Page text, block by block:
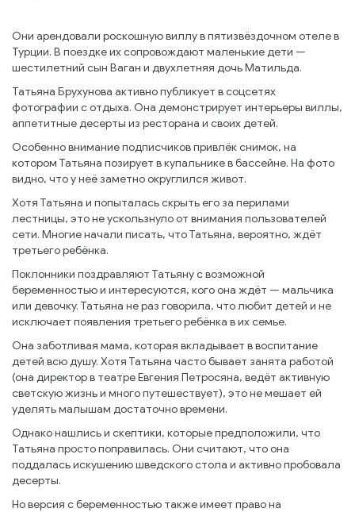
Они арендовали роскошную виллу в пятизвёздочном отеле в
Турции. В поездке их сопровождают маленькие дети —
шестилетний сын Ваган и двухлетняя дочь Матильда.
Татьяна Брухунова активно публикует в соцсетях
фотографии с отдыха. Она демонстрирует интерьеры виллы,
аппетитные десерты из ресторана и своих детей.
Особенно внимание подписчиков привлёк снимок, на
котором Татьяна позирует в купальнике в бассейне. На фото
видно, что у неё заметно округлился живот.
Хотя Татьяна и попыталась скрыть его за перилами
лестницы, это не ускользнуло от внимания пользователей
сети. Многие начали писать, что Татьяна, вероятно, ждёт
третьего ребёнка.
Поклонники поздравляют Татьяну с возможной
беременностью и интересуются, кого она ждёт — мальчика
или девочку. Татьяна не раз говорила, что любит детей и не
исключает появления третьего ребёнка в их семье.
Она заботливая мама, которая вкладывает в воспитание
детей всю душу. Хотя Татьяна часто бывает занята работой
(она директор в театре Евгения Петросяна, ведёт активную
светскую жизнь и много путешествует), это не мешает ей
уделять малышам достаточно времени.
Однако нашлись и скептики, которые предположили, что
Татьяна просто поправилась. Они считают, что она
поддалась искушению шведского стола и активно пробовала
десерты.
Но версия с беременностью также имеет право на